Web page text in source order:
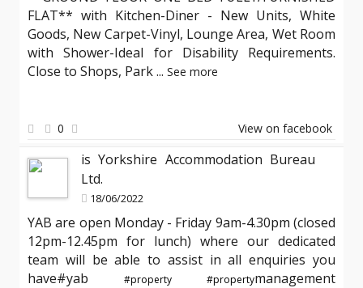
FLAT** with Kitchen-Diner - New Units, White
Goods, New Carpet-Vinyl, Lounge Area, Wet Room
with Shower-Ideal for Disability Requirements.
Close to Shops, Park... See more
0 View on facebook
is Yorkshire Accommodation Bureau
Ltd.
18/06/2022
YAB are open Monday - Friday 9am-4.30pm (closed
12pm-12.45pm for lunch) where our dedicated
team will be able to assist in all enquiries you
have#yab
#property #propertymanagement